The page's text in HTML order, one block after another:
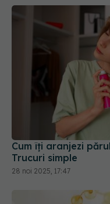
Cum îți aranjezi
Trucuri simple
28 noi 2025, 17:47